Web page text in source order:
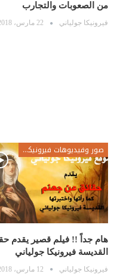
من الصعوبات والتجارب
فيرونيكا جولياني 22 مارس، 2018
صور وفيديوهات فيرونيكا جولياني
هام جداً !! فيلم قصير يقدم
القديسة فيرونيكا جولياني
فيرونيكا جولياني 12 مارس، 2018